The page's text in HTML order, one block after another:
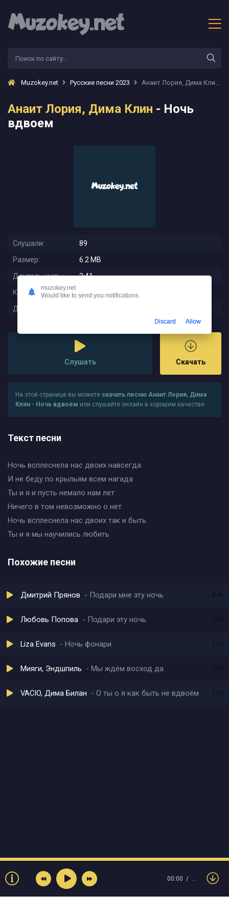
Muzokey.net Русские песни 2023 Анаит Лория, Дима Клин - Ночь вдвоем
Анаит Лория, Дима Клин - Ночь
вдвоем
Слушали:
89
Размер:
6.2 MB
Длительность:
2:41
Качество:
320 kbps
Дата релиза:
Слушать Скачать
На этой странице вы можете скачать песню Анаит Лория, Дима
Клин - Ночь вдвоем или слушайте онлайн в хорошем качестве
Текст песни
Ночь всплеснела нас двоих навсегда
И не беду по крыльям всем нагада
Ты и я и пусть немало нам лет
Ничего в том невозможно о нет
Ночь всплеснела нас двоих так и быть
Ты и я мы научились любить
Похожие песни
Дмитрий Прянов Подари мне эту ночь 4:46
Любовь Попова Подари эту ночь
Liza Evans Ночь фонари 2:05
Мияги, Эндшпиль Мы ждём восход да
VACIO, Дима Билан О ты о я как быть не вдвоём 3:01
00:00 …
muzokey.net
Would like to send you notifications
Discard Allow